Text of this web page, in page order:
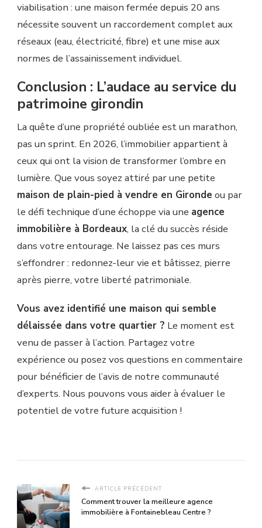
viabilisation : une maison fermée depuis 20 ans
nécessite souvent un raccordement complet aux
réseaux (eau, électricité, fibre) et une mise aux
normes de l’assainissement individuel.
Conclusion : L’audace au service du
patrimoine girondin
La quête d’une propriété oubliée est un marathon,
pas un sprint. En 2026, l’immobilier appartient à
ceux qui ont la vision de transformer l’ombre en
lumière. Que vous soyez attiré par une petite
maison de plain-pied à vendre en Gironde ou par
le défi technique d’une échoppe via une agence
immobilière à Bordeaux, la clé du succès réside
dans votre entourage. Ne laissez pas ces murs
s’effondrer : redonnez-leur vie et bâtissez, pierre
après pierre, votre liberté patrimoniale.
Vous avez identifié une maison qui semble
délaissée dans votre quartier ? Le moment est
venu de passer à l’action. Partagez votre
expérience ou posez vos questions en commentaire
pour bénéficier de l’avis de notre communauté
d’experts. Nous pouvons vous aider à évaluer le
potentiel de votre future acquisition !
ARTICLE PRÉCÉDENT
Comment trouver la meilleure agence
immobilière à Fontainebleau Centre ?